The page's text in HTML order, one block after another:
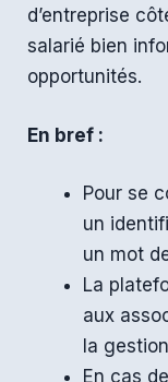
d’entreprise
salarié bien
opportunités.
En bref :
Pour se
un
un mot
La
aux
la
En cas